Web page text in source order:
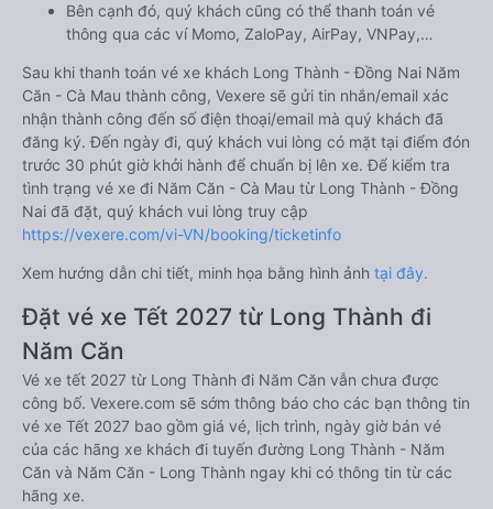
Bên cạnh đó, quý khách cũng có thể thanh toán vé
thông qua các ví Momo, ZaloPay, AirPay, VNPay,…
Sau khi thanh toán vé xe khách Long Thành - Đồng Nai Năm
Căn - Cà Mau thành công, Vexere sẽ gửi tin nhắn/email xác
nhận thành công đến số điện thoại/email mà quý khách đã
đăng ký. Đến ngày đi, quý khách vui lòng có mặt tại điểm đón
trước 30 phút giờ khởi hành để chuẩn bị lên xe. Để kiểm tra
tình trạng vé xe đi Năm Căn - Cà Mau từ Long Thành - Đồng
Nai đã đặt, quý khách vui lòng truy cập
https://vexere.com/vi-VN/booking/ticketinfo
Xem hướng dẫn chi tiết, minh họa bằng hình ảnh tại đây.
Đặt vé xe Tết 2027 từ Long Thành đi
Năm Căn
Vé xe tết 2027 từ Long Thành đi Năm Căn vẫn chưa được
công bố. Vexere.com sẽ sớm thông báo cho các bạn thông tin
vé xe Tết 2027 bao gồm giá vé, lịch trình, ngày giờ bán vé
của các hãng xe khách đi tuyến đường Long Thành - Năm
Căn và Năm Căn - Long Thành ngay khi có thông tin từ các
hãng xe.